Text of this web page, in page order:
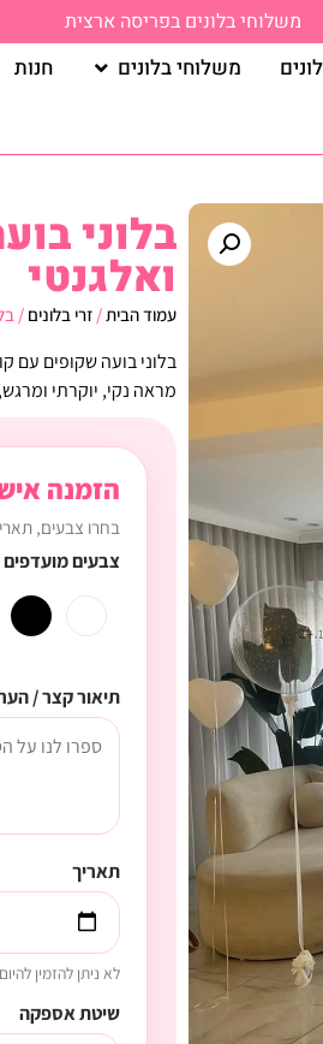
משלוחי בלונים בפריסה ארצית
משלוחי בלונים חנות
בלוני
ואלגנטי
עמוד הבית/ זרי בלונים /
בלוני בועה שקופים עם
מראה נקי, יוקרתי
הזמנה
בחרו צבעים,
צבעים מועדפים
תיאור קצר /
תאריך
לא ניתן להזמין להיום
שיטת אספקה